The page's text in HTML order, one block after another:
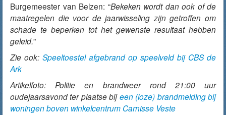
Burgemeester van Belzen: “Bekeken wordt dan ook of de
maatregelen die voor de jaarwisseling zijn getroffen om
schade te beperken tot het gewenste resultaat hebben
geleid.”
Zie ook: Speeltoestel afgebrand op speelveld bij CBS de
Ark
Artikelfoto: Politie en brandweer rond 21:00 uur
oudejaarsavond ter plaatse bijeen (loze) brandmelding bij
woningen boven winkelcentrum Carnisse Veste